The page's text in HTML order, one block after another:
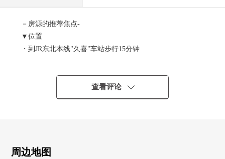
－房源的推荐焦点-
▼位置
・到JR东北本线"久喜"车站步行15分钟
▼房间的特徴
・两面派阳台
・步入式衣帽间
查看评论
周边地图